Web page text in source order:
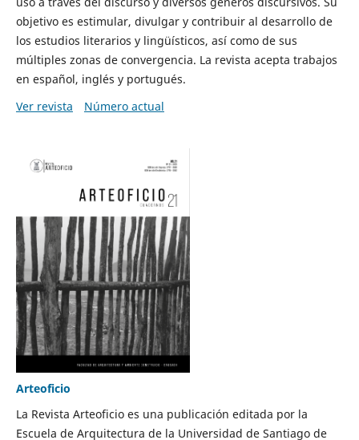
objetivo es estimular, divulgar y contribuir al desarrollo de
los estudios literarios y lingüísticos, así como de sus
múltiples zonas de convergencia. La revista acepta trabajos
en español, inglés y portugués.
Ver revista
Número actual
Arteoficio
La Revista Arteoficio es una publicación editada por la
Escuela de Arquitectura de la Universidad de Santiago de